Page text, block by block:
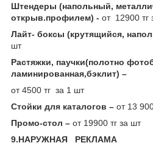
Штендеры (напольный,
открыв.профилем) - от 12900 тг
Лайт- боксы (крутящийся,
шт
Растяжки, паучки(полотно
ламинированная,бэклит) –
от 4500 тг за 1 шт
Стойки для каталогов – от 13
Промо-стол – от 19900 тг за шт
9.НАРУЖНАЯ РЕКЛАМА